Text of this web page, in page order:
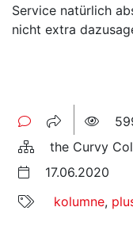
Service natürlich
nicht extra
the Curvy
17.06.2020
kolumne,